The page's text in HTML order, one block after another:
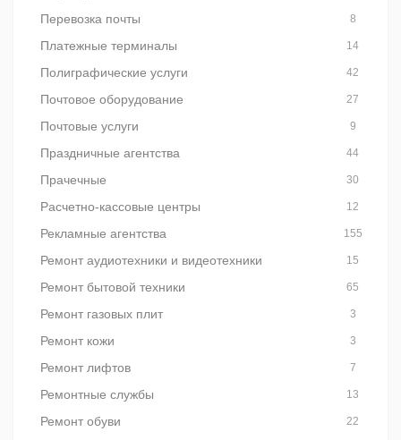
Перевозка почты 8
Платежные терминалы 14
Полиграфические услуги 42
Почтовое оборудование 27
Почтовые услуги 9
Праздничные агентства 44
Прачечные 30
Расчетно-кассовые центры 12
Рекламные агентства 155
Ремонт аудиотехники и видеотехники 15
Ремонт бытовой техники 65
Ремонт газовых плит 3
Ремонт кожи 3
Ремонт лифтов 7
Ремонтные службы 13
Ремонт обуви 22